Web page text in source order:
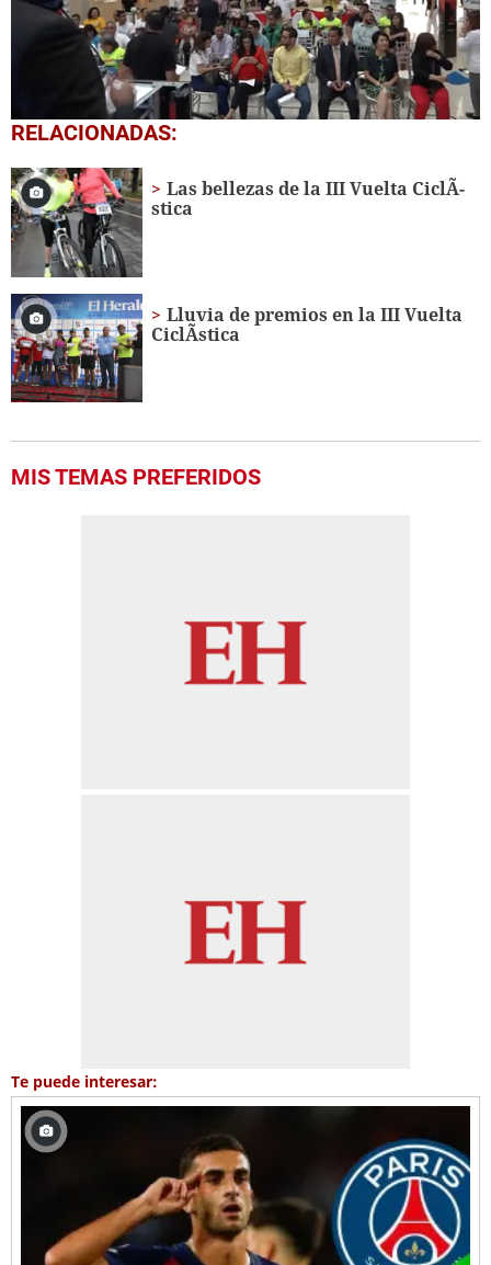
0
seconds
1
minute,
33
seconds
RELACIONADAS:
Las bellezas de la III Vuelta CiclÃ­
stica
Lluvia de premios en la III Vuelta
CiclÃ­stica
MIS TEMAS PREFERIDOS
Te puede interesar: